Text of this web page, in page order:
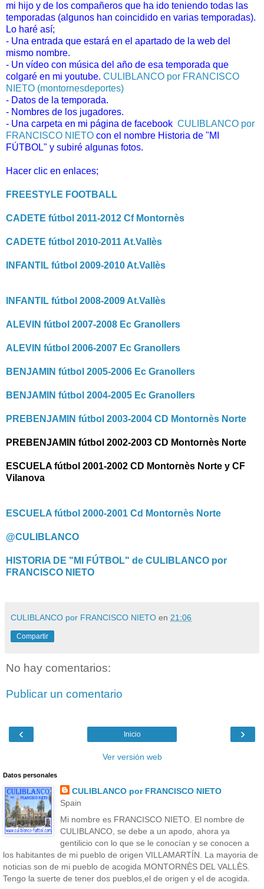
mi hijo y de los compañeros que ha ido teniendo todas las
temporadas (algunos han coincidido en varias temporadas).
Lo haré así;
- Una entrada que estará en el apartado de la web del
mismo nombre.
- Un vídeo con música del año de esa temporada que
colgaré en mi youtube. CULIBLANCO por FRANCISCO
NIETO (montornesdeportes)
- Datos de la temporada.
- Nombres de los jugadores.
- Una carpeta en mi página de facebook CULIBLANCO por
FRANCISCO NIETO con el nombre Historia de "MI
FÚTBOL" y subiré algunas fotos.
Hacer clic en enlaces;
FREESTYLE FOOTBALL
CADETE fútbol 2011-2012 Cf Montornès
CADETE fútbol 2010-2011 At.Vallès
INFANTIL fútbol 2009-2010 At.Vallès
INFANTIL fútbol 2008-2009 At.Vallès
ALEVIN fútbol 2007-2008 Ec Granollers
ALEVIN fútbol 2006-2007 Ec Granollers
BENJAMIN fútbol 2005-2006 Ec Granollers
BENJAMIN fútbol 2004-2005 Ec Granollers
PREBENJAMIN fútbol 2003-2004 CD Montornès Norte
PREBENJAMIN fútbol 2002-2003 CD Montornès Norte
ESCUELA fútbol 2001-2002 CD Montornès Norte y CF
Vilanova
ESCUELA fútbol 2000-2001 Cd Montornès Norte
@CULIBLANCO
HISTORIA DE "MI FÚTBOL" de CULIBLANCO por
FRANCISCO NIETO
CULIBLANCO por FRANCISCO NIETO en 21:06
Compartir
No hay comentarios:
Publicar un comentario
‹ ›
Inicio
Ver versión web
Datos personales
CULIBLANCO por FRANCISCO NIETO
Spain
Mi nombre es FRANCISCO NIETO. El nombre de
CULIBLANCO, se debe a un apodo, ahora ya
gentilicio con lo que se le conocían y se conocen a
los habitantes de mi pueblo de origen VILLAMARTÍN. La mayoria de
noticias son de mi pueblo de acogida MONTORNÈS DEL VALLÈS.
Tengo la suerte de tener dos pueblos,el de origen y el de acogida.